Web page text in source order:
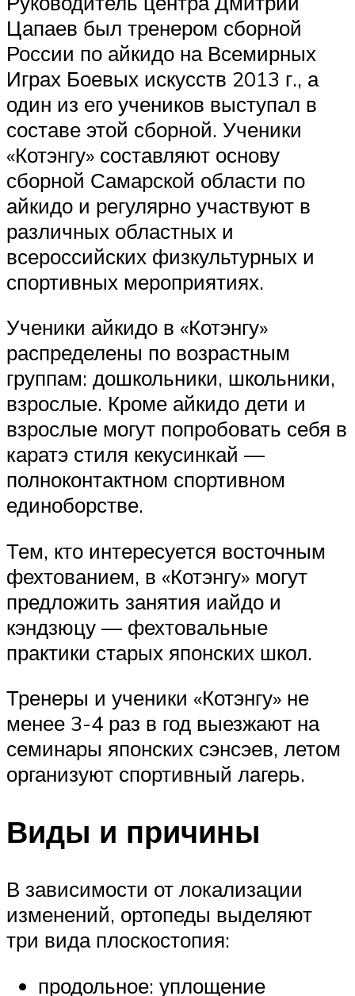
Цапаев был тренером сборной
России по айкидо на Всемирных
Играх Боевых искусств 2013 г., а
один из его учеников выступал в
составе этой сборной. Ученики
«Котэнгу» составляют основу
сборной Самарской области по
айкидо и регулярно участвуют в
различных областных и
всероссийских физкультурных и
спортивных мероприятиях.
Ученики айкидо в «Котэнгу»
распределены по возрастным
группам: дошкольники, школьники,
взрослые. Кроме айкидо дети и
взрослые могут попробовать себя в
каратэ стиля кекусинкай —
полноконтактном спортивном
единоборстве.
Тем, кто интересуется восточным
фехтованием, в «Котэнгу» могут
предложить занятия иайдо и
кэндзюцу — фехтовальные
практики старых японских школ.
Тренеры и ученики «Котэнгу» не
менее 3-4 раз в год выезжают на
семинары японских сэнсэев, летом
организуют спортивный лагерь.
Виды и причины
В зависимости от локализации
изменений, ортопеды выделяют
три вида плоскостопия:
продольное: уплощение